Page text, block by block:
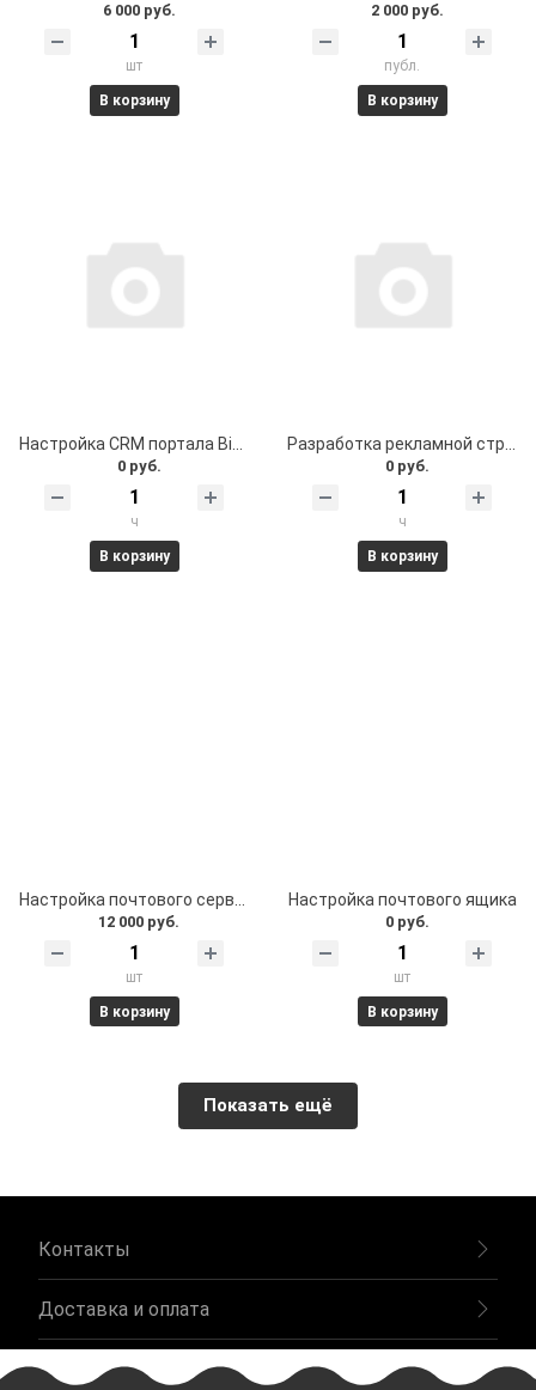
6 000 руб.
шт
В корзину
2 000 руб.
публ.
В корзину
0 руб.
ч
В корзину
0 руб.
ч
В корзину
12 000 руб.
шт
В корзину
Настройка почтового ящика
0 руб.
шт
В корзину
Показать ещё
Контакты
Доставка и оплата